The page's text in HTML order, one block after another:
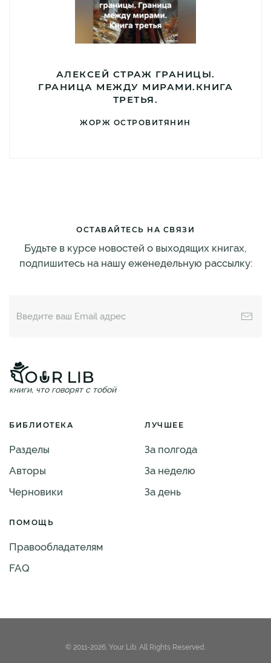
АЛЕКСЕЙ СТРАЖ ГРАНИЦЫ.
ГРАНИЦА МЕЖДУ МИРАМИ.КНИГА
ТРЕТЬЯ.
ЖОРЖ ОСТРОВИТЯНИН
ОСТАВАЙТЕСЬ НА СВЯЗИ
Будьте в курсе новостей о выходящих книгах,
подпишитесь на нашу еженедельную рассылку:
книги, что говорят с тобой
БИБЛИОТЕКА
Разделы
Авторы
Черновики
ЛУЧШЕЕ
За полгода
За неделю
За день
ПОМОЩЬ
Правообладателям
FAQ
© 2011-2026. Your Lib. All Rights Reserved.